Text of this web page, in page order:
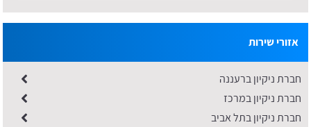
אזורי שירות
חברת ניקיון ברעננה
חברת ניקיון במרכז
חברת ניקיון בתל אביב